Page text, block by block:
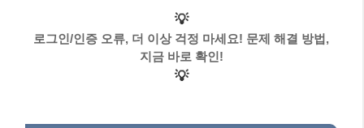
💡
로그인/인증 오류, 더 이상 걱정 마세요! 문제 해결 방법,
지금 바로 확인!
💡